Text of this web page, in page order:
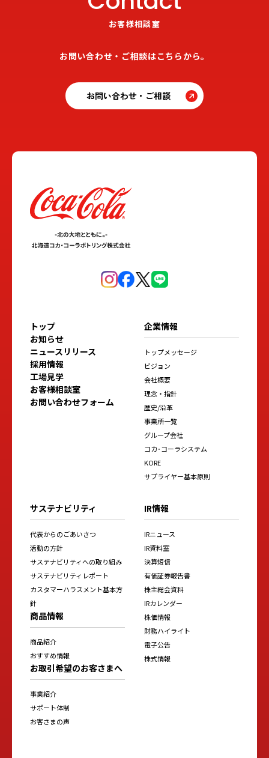
お客様相談室
お問い合わせ・ご相談はこちらから。
お問い合わせ・ご相談
トップ
お知らせ
ニュースリリース
採用情報
工場見学
お客様相談室
お問い合わせフォーム
企業情報
トップメッセージ
ビジョン
会社概要
理念・指針
歴史/沿革
事業所一覧
グループ会社
コカ･コーラシステム
KORE
サプライヤー基本原則
サステナビリティ
代表からのごあいさつ
活動の方針
サステナビリティへの取り組み
サステナビリティレポート
カスタマーハラスメント基本方
針
商品情報
商品紹介
おすすめ情報
お取引希望のお客さまへ
事業紹介
サポート体制
お客さまの声
IR情報
IRニュース
IR資料室
決算短信
有価証券報告書
株主総会資料
IRカレンダー
株価情報
財務ハイライト
電子公告
株式情報